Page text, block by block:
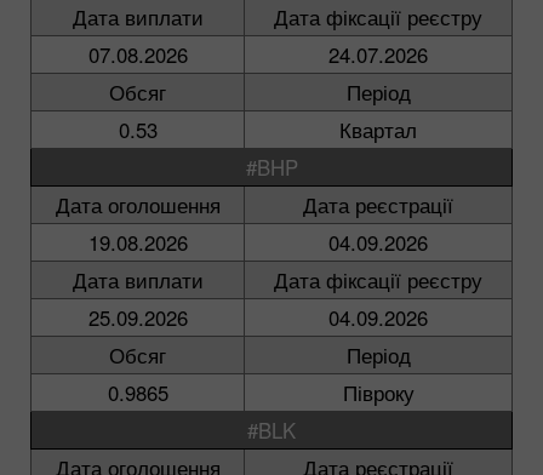
Дата виплати
Дата фіксації реєстру
07.08.2026
24.07.2026
Обсяг
Період
0.53
Квартал
#BHP
Дата оголошення
Дата реєстрації
19.08.2026
04.09.2026
Дата виплати
Дата фіксації реєстру
25.09.2026
04.09.2026
Обсяг
Період
0.9865
Півроку
#BLK
Дата оголошення
Дата реєстрації